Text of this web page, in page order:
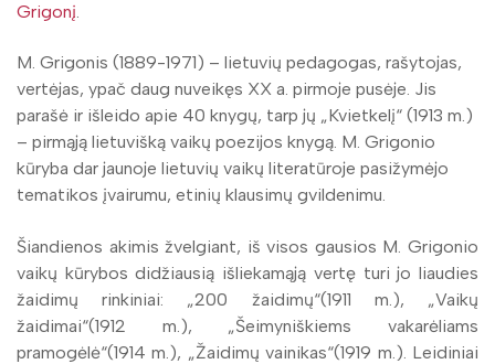
Virtuali biblioteka
Grigonį.
M. Grigonis (1889-1971) – lietuvių pedagogas, rašytojas,
vertėjas, ypač daug nuveikęs XX a. pirmoje pusėje. Jis
parašė ir išleido apie 40 knygų, tarp jų „Kvietkelį“ (1913 m.)
– pirmąją lietuvišką vaikų poezijos knygą. M. Grigonio
kūryba dar jaunoje lietuvių vaikų literatūroje pasižymėjo
tematikos įvairumu, etinių klausimų gvildenimu.
Šiandienos akimis žvelgiant, iš visos gausios M. Grigonio
vaikų kūrybos didžiausią išliekamąją vertę turi jo liaudies
žaidimų rinkiniai: „200 žaidimų“(1911 m.), „Vaikų
žaidimai“(1912 m.), „Šeimyniškiems vakarėliams
pramogėlė“(1914 m.), „Žaidimų vainikas“(1919 m.). Leidiniai